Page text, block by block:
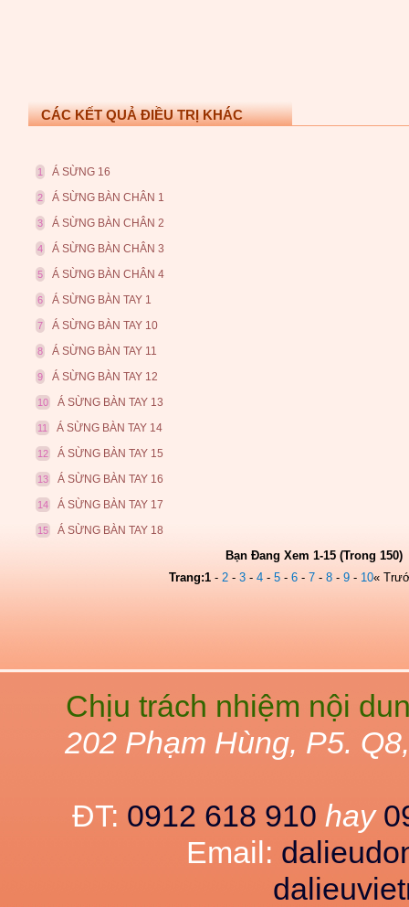
CÁC KẾT QUẢ ĐIỀU TRỊ KHÁC
1 Á SỪNG 16
2 Á SỪNG BÀN CHÂN 1
3 Á SỪNG BÀN CHÂN 2
4 Á SỪNG BÀN CHÂN 3
5 Á SỪNG BÀN CHÂN 4
6 Á SỪNG BÀN TAY 1
7 Á SỪNG BÀN TAY 10
8 Á SỪNG BÀN TAY 11
9 Á SỪNG BÀN TAY 12
10 Á SỪNG BÀN TAY 13
11 Á SỪNG BÀN TAY 14
12 Á SỪNG BÀN TAY 15
13 Á SỪNG BÀN TAY 16
14 Á SỪNG BÀN TAY 17
15 Á SỪNG BÀN TAY 18
Bạn Đang Xem 1-15 (Trong 150)
Trang:1 -2 -3 -4 -5 -6 -7 -8 -9 - 10«
Chịu trách nhiệm nội
202 Phạm Hùng, P5.
ĐT: 0912 618 910 hay
Email: